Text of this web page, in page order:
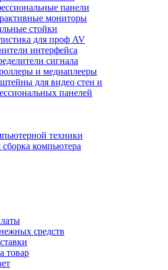
панели
мониторы
стойки
для проф AV
интерфейса
сигнала
и медиаплееры
для видео стен и
панелей
техники
сборка компьютера
средств
товар